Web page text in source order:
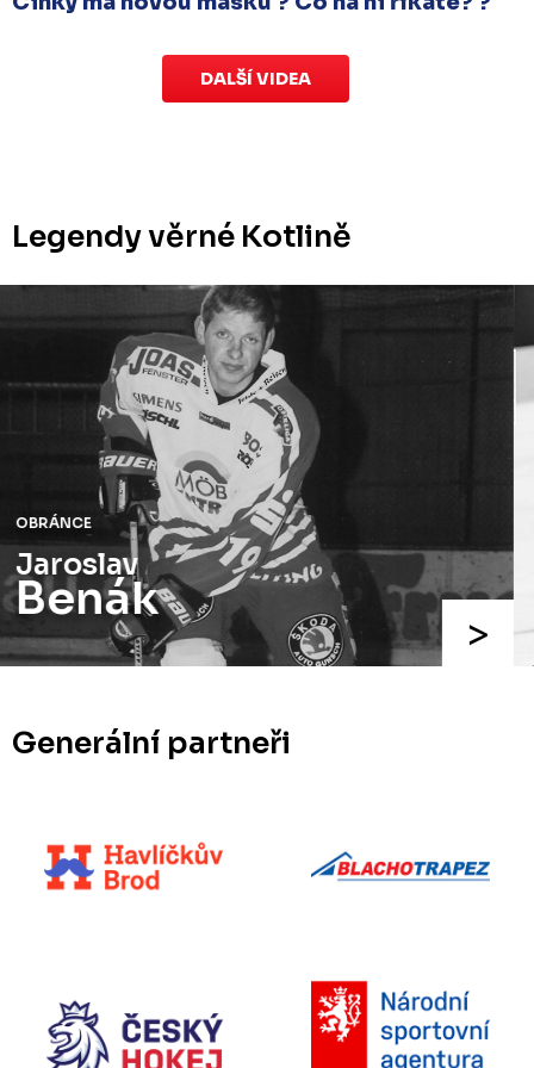
DALŠÍ VIDEA
Legendy věrné Kotlině
OBRÁNCE
Radek
Martínek
Generální partneři